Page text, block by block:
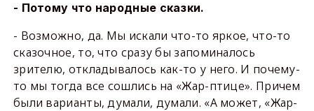
- Потому что народные сказки.
- Возможно, да. Мы искали что-то яркое, что-то
сказочное, то, что сразу бы запоминалось
зрителю, откладывалось как-то у него. И почему-
то мы тогда все сошлись на «Жар-птице». Причем
были варианты, думали, думали. «А может, «Жар-